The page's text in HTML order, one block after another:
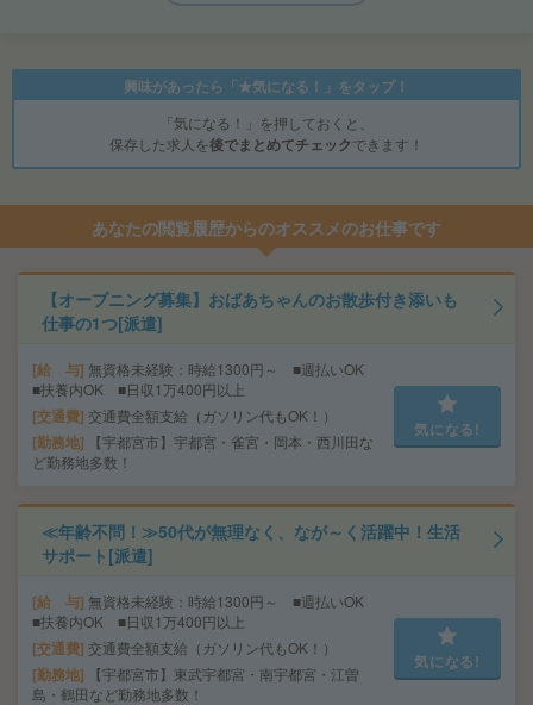
興味があったら「★気になる！」をタップ！
「気になる！」を押しておくと、
保存した求人を後でまとめてチェックできます！
あなたの閲覧履歴からのオススメのお仕事です
【オープニング募集】おばあちゃんのお散歩付き添いも
仕事の1つ[派遣]
給 与 無資格未経験：時給1300円～ ■週払いOK
■扶養内OK ■日収1万400円以上
交通費 交通費全額支給（ガソリン代もOK！）
勤務地
【宇都宮市】宇都宮・雀宮・岡本・西川田な
ど勤務地多数！
気になる!
≪年齢不問！≫50代が無理なく、なが～く活躍中！生活
サポート[派遣]
給 与 無資格未経験：時給1300円～ ■週払いOK
■扶養内OK ■日収1万400円以上
交通費 交通費全額支給（ガソリン代もOK！）
勤務地
【宇都宮市】東武宇都宮・南宇都宮・江曽
島・鶴田など勤務地多数！
気になる!